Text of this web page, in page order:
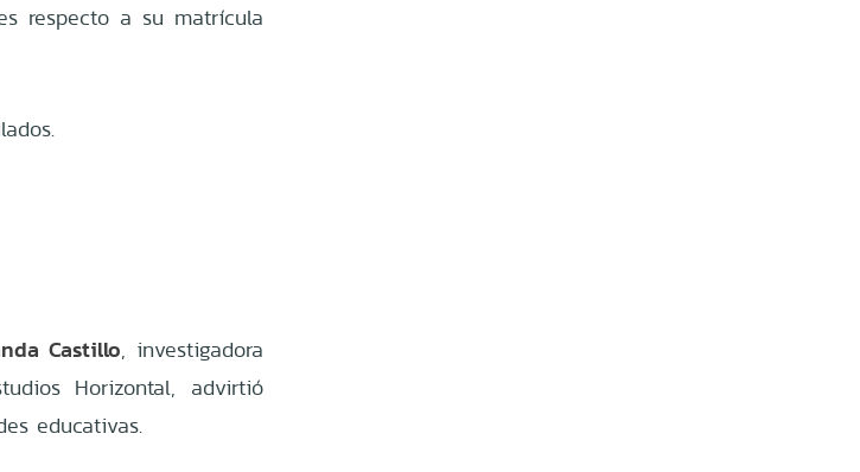
respecto a su matrícula
Castillo, investigadora
Horizontal, advirtió
educativas.